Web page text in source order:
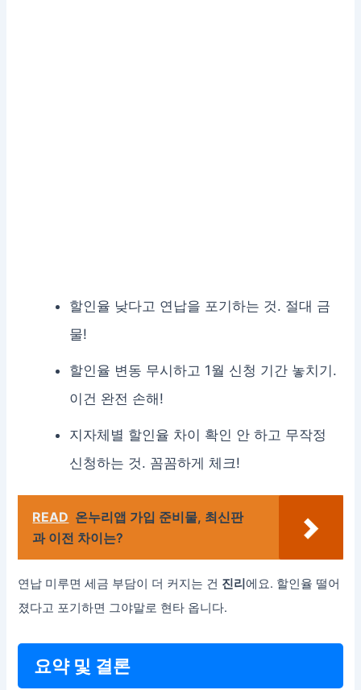
할인율 낮다고 연납을 포기하는 것. 절대 금
물!
할인율 변동 무시하고 1월 신청 기간 놓치기.
이건 완전 손해!
지자체별 할인율 차이 확인 안 하고 무작정
신청하는 것. 꼼꼼하게 체크!
READ 온누리앱 가입 준비물, 최신판
과 이전 차이는?
연납 미루면 세금 부담이 더 커지는 건 진리에요. 할인율 떨어
졌다고 포기하면 그야말로 현타 옵니다.
요약 및 결론